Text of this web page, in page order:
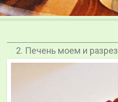
Печень моем и